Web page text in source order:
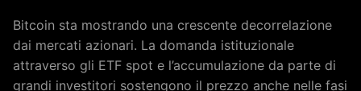
Bitcoin sta mostrando una crescente decorrelazione
dai mercati azionari. La domanda istituzionale
attraverso gli ETF spot e l’accumulazione da parte di
grandi investitori sostengono il prezzo anche nelle fasi